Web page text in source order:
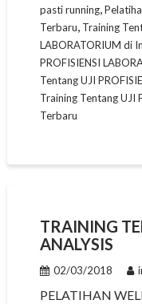
pasti running,
Terbaru, Training
LABORATORIUM di
PROFISIENSI
Tentang UJI
Training Tentang UJI
Terbaru
TRAINING
ANALYSIS
02/03/2018
PELATIHAN